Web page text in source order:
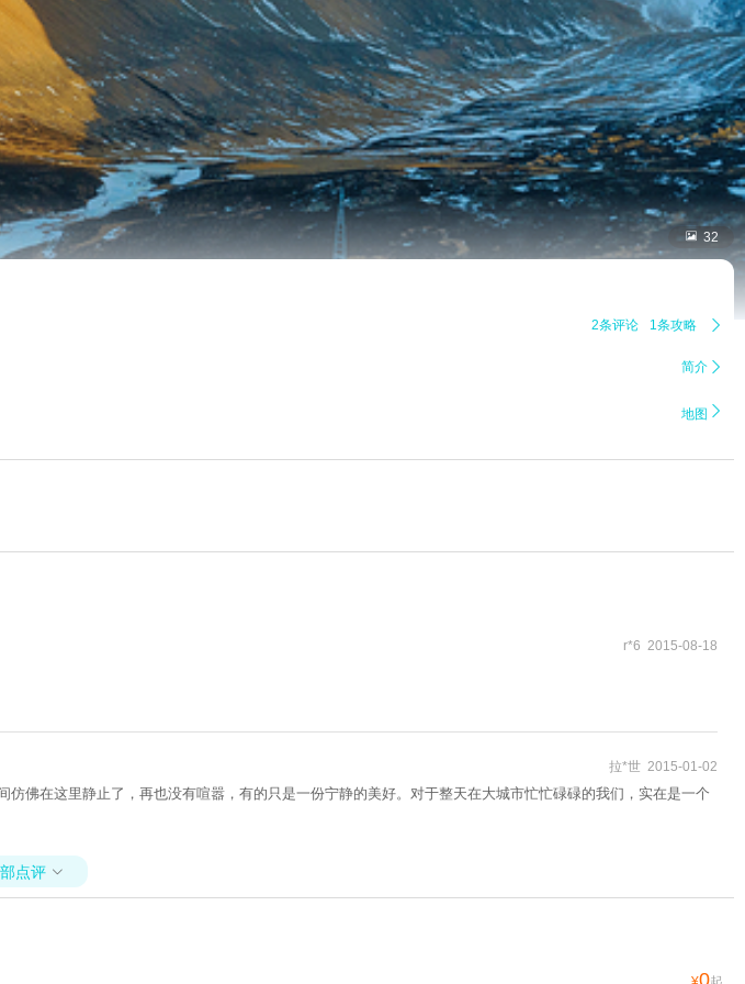
 32
2条评论 1条攻略 
简介 
地图 
r*6 2015-08-18
拉*世 2015-01-02
佛在这里静止了，再也没有喧嚣，有的只是一份宁静的美好。对于整天在大城市忙忙碌碌的我们，实在是一个
点评 